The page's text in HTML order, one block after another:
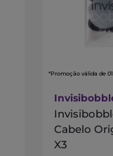
*Promoção válida de
Cabelo
X3